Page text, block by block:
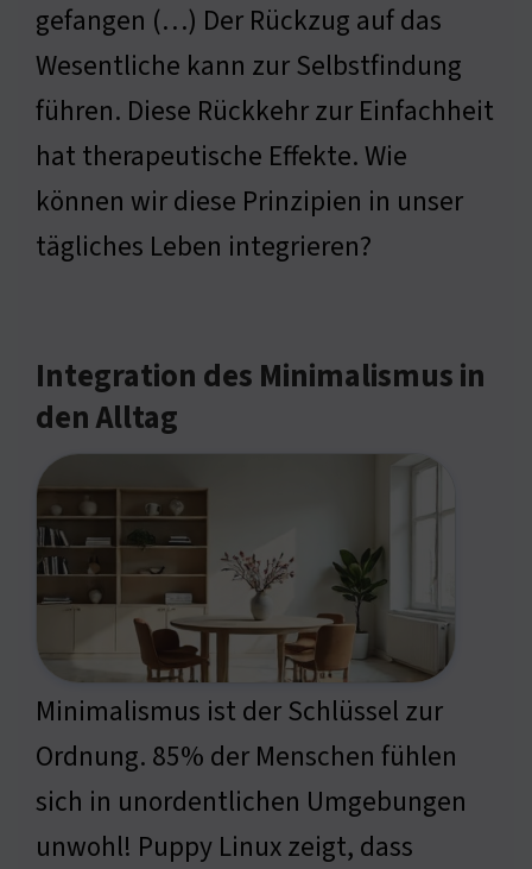
gefangen (…) Der Rückzug auf das
Wesentliche kann zur Selbstfindung
führen. Diese Rückkehr zur Einfachheit
hat therapeutische Effekte. Wie
können wir diese Prinzipien in unser
tägliches Leben integrieren?
Integration des Minimalismus in
den Alltag
Minimalismus ist der Schlüssel zur
Ordnung. 85% der Menschen fühlen
sich in unordentlichen Umgebungen
unwohl! Puppy Linux zeigt, dass